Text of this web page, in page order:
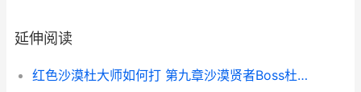
延伸阅读
红色沙漠杜大师如何打 第九章沙漠贤者Boss杜大师 红色沙漠杜大师的头冠怎么用